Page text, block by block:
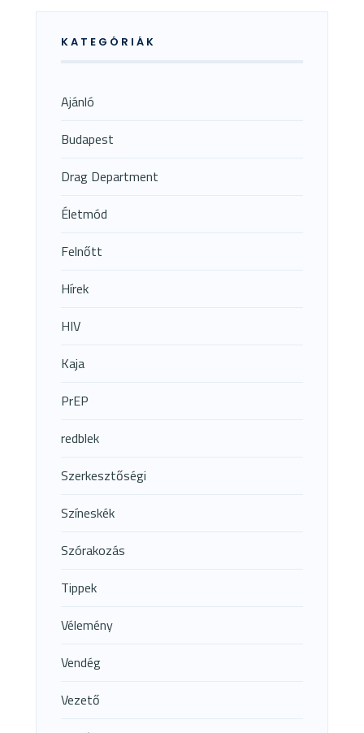
KATEGÓRIÁK
Ajánló
Budapest
Drag Department
Életmód
Felnőtt
Hírek
HIV
Kaja
PrEP
redblek
Szerkesztőségi
Színeskék
Szórakozás
Tippek
Vélemény
Vendég
Vezető